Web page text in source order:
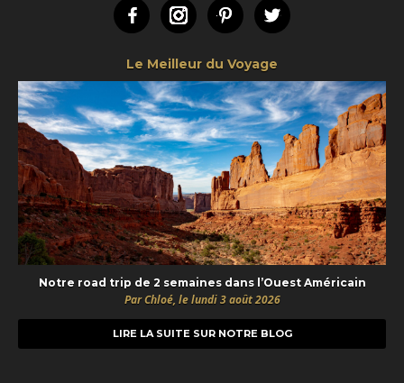
FacebookInstagramPinterestTwitter
Le Meilleur du Voyage
Notre road trip de 2 semaines dans l’Ouest Américain
Par Chloé, le lundi 3 août 2026
LIRE LA SUITE SUR NOTRE BLOG